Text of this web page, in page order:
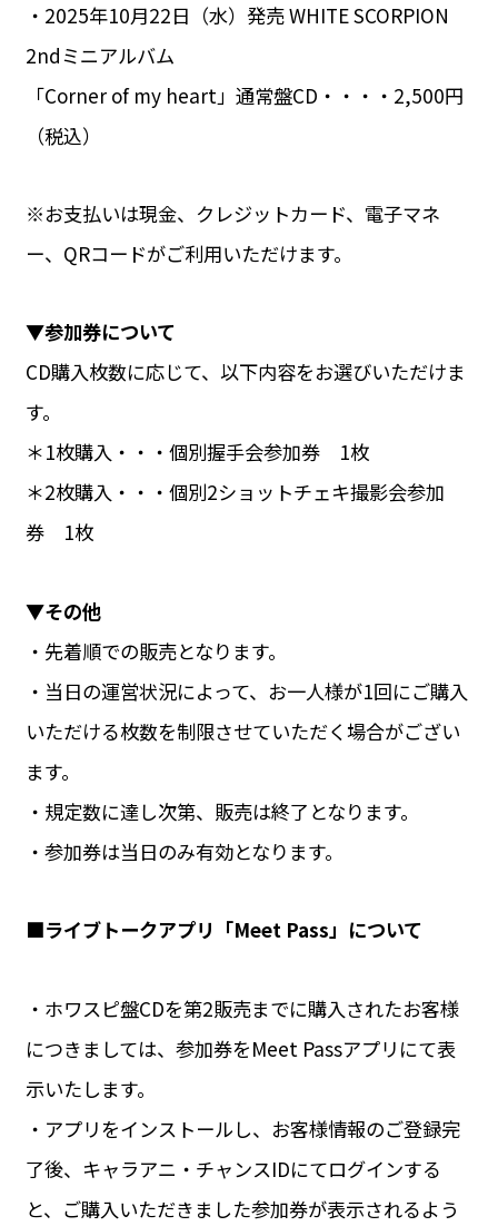
・2025年10月22日（水）発売 WHITE SCORPION
2ndミニアルバム
「Corner of my heart」通常盤CD・・・・2,500円
（税込）
※お支払いは現金、クレジットカード、電子マネ
ー、QRコードがご利用いただけます。
▼参加券について
CD購入枚数に応じて、以下内容をお選びいただけま
す。
＊1枚購入・・・個別握手会参加券 1枚
＊2枚購入・・・個別2ショットチェキ撮影会参加
券 1枚
▼その他
・先着順での販売となります。
・当日の運営状況によって、お一人様が1回にご購入
いただける枚数を制限させていただく場合がござい
ます。
・規定数に達し次第、販売は終了となります。
・参加券は当日のみ有効となります。
■ライブトークアプリ「Meet Pass」について
・ホワスピ盤CDを第2販売までに購入されたお客様
につきましては、参加券をMeet Passアプリにて表
示いたします。
・アプリをインストールし、お客様情報のご登録完
了後、キャラアニ・チャンスIDにてログインする
と、ご購入いただきました参加券が表示されるよう